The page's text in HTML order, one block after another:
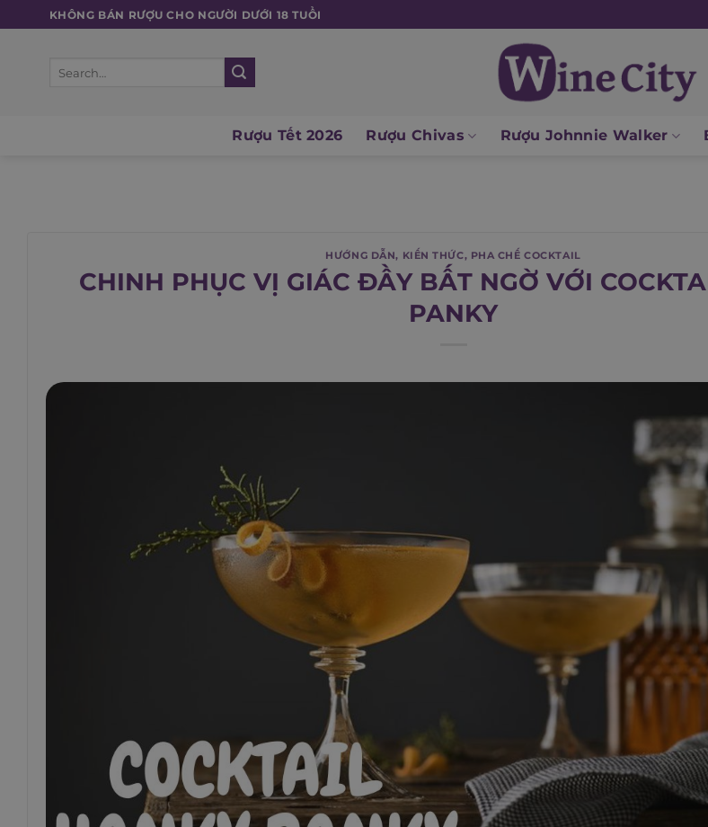
to
KHÔNG BÁN RƯỢU CHO NGƯỜI DƯỚI 18 TUỔI
Rượu Tết 2026 Rượu Chivas Rượu Johnnie Walker
HƯỚNG DẪN, KIẾN THỨC, PHA CHẾ COCKTAIL
CHINH PHỤC VỊ GIÁC ĐẦY BẤT NGỜ VỚI
PANKY